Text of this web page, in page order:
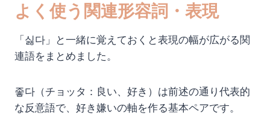
よく使う関連形容詞・表現
「싫다」と一緒に覚えておくと表現の幅が広がる関
連語をまとめました。
좋다（チョッタ：良い、好き）は前述の通り代表的
な反意語で、好き嫌いの軸を作る基本ペアです。